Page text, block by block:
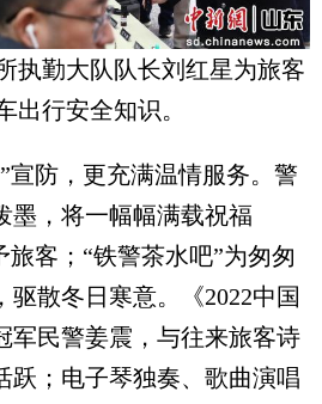
执勤大队队长刘红星为旅客
出行安全知识。
防，更充满温情服务。警
墨，将一幅幅满载祝福
旅客；“铁警茶水吧”为匆匆
驱散冬日寒意。《2022中国
军民警姜震，与往来旅客诗
跃；电子琴独奏、歌曲演唱